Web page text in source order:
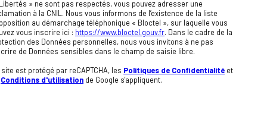
» ne sont pas respectés, vous pouvez adresser une
à la CNIL. Nous vous informons de l’existence de la liste
au démarchage téléphonique « Bloctel », sur laquelle vous
vous inscrire ici : https://www.bloctel.gouv.fr. Dans le cadre de la
des Données personnelles, nous vous invitons à ne pas
de Données sensibles dans le champ de saisie libre.
site est protégé par reCAPTCHA, les Politiques de Confidentialité et
Conditions d'utilisation de Google s'appliquent.